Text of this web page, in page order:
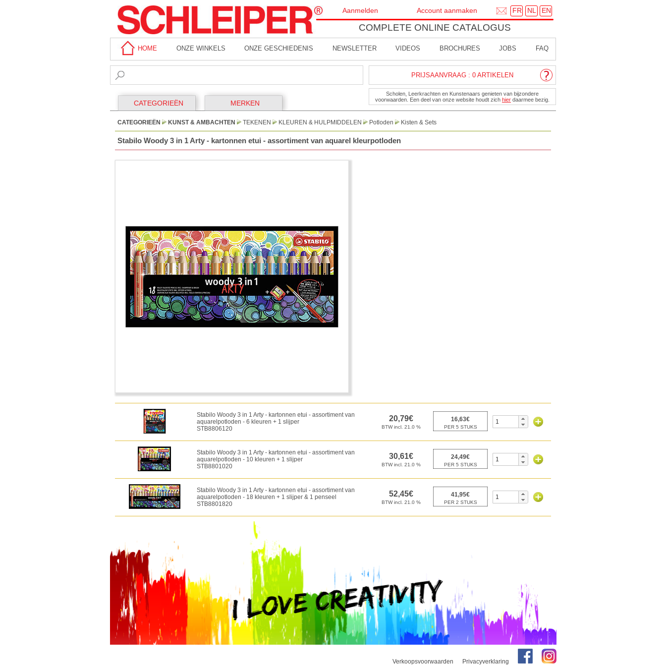
FR NL EN
COMPLETE ONLINE CATALOGUS
Aanmelden Account aanmaken
HOME ONZE WINKELS ONZE GESCHIEDENIS NEWSLETTER VIDEOS BROCHURES JOBS FAQ
PRIJSAANVRAAG : 0 ARTIKELEN
Scholen, Leerkrachten en Kunstenaars genieten van bijzondere
voorwaarden. Een deel van onze website houdt zich hier daarmee bezig.
CATEGORIEËN MERKEN
CATEGORIEËN KUNST & AMBACHTEN TEKENEN KLEUREN & HULPMIDDELEN Potloden Kisten & Sets
Stabilo Woody 3 in 1 Arty - kartonnen etui - assortiment van aquarel kleurpotloden
Stabilo Woody 3 in 1 Arty - kartonnen etui - assortiment van
aquarelpotloden - 6 kleuren + 1 slijper
STB8806120
Stabilo Woody 3 in 1 Arty - kartonnen etui - assortiment van
aquarelpotloden - 10 kleuren + 1 slijper
STB8801020
Stabilo Woody 3 in 1 Arty - kartonnen etui - assortiment van
aquarelpotloden - 18 kleuren + 1 slijper & 1 penseel
STB8801820
Verkoopsvoorwaarden Privacyverklaring